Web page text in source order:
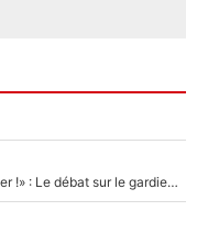
«Admets que tu t'es trompé sur Lucas Chevalier !» : Le débat sur le gardien du PSG vire au clash à l'After Foot